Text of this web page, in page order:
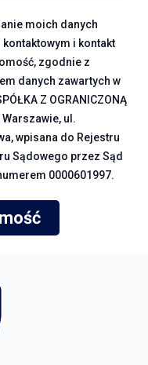
moich danych
i kontakt
zgodnie z
danych zawartych w
Z OGRANICZONĄ
Warszawie, ul.
wpisana do Rejestru
Sądowego przez Sąd
0000601997.